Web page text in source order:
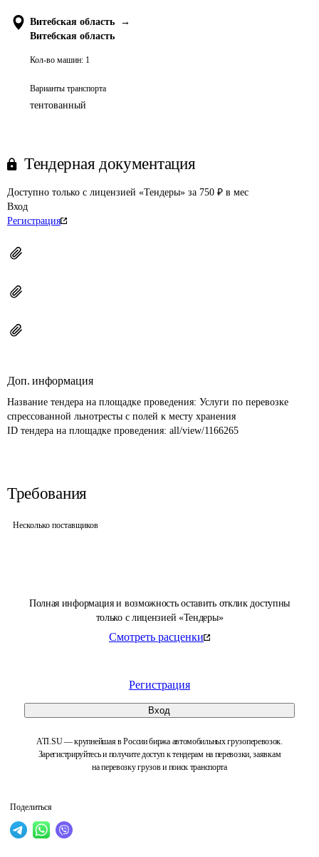
Полная информация и возможность оставить отклик доступны
только с лицензией «Тендеры»
Смотреть расценки
Регистрация
Вход
ATI.SU — крупнейшая в России биржа автомобильных грузоперевозок.
Зарегистрируйтесь и получите доступ к тендерам на перевозки, заявкам
на перевозку грузов и поиск транспорта
Поделиться
Витебская область
→
Витебская область
Кол-во машин: 1
Варианты транспорта
тентованный
Тендерная документация
Доступно только с лицензией «Тендеры» за 750 ₽ в мес
Вход
Регистрация
Доп. информация
Название тендера на площадке проведения: Услуги по перевозке
спрессованной льнотресты с полей к месту хранения
ID тендера на площадке проведения: all/view/1166265
Требования
Несколько поставщиков